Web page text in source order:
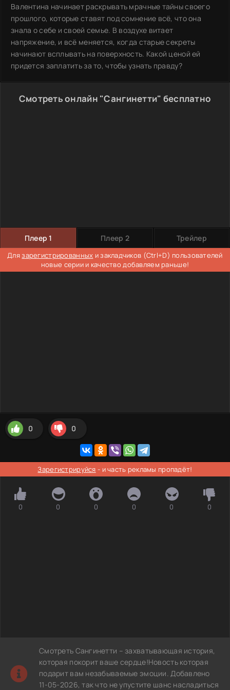
Валентина начинает раскрывать мрачные тайны своего
прошлого, которые ставят под сомнение всё, что она
знала о себе и своей семье. В воздухе витает
напряжение, и всё меняется, когда старые секреты
начинают всплывать на поверхность. Какой ценой ей
придется заплатить за то, чтобы узнать правду?
Смотреть онлайн "Сангинетти" бесплатно
Плеер 1 Плеер 2 Трейлер
Длязарегистрированных и закладчиков (Ctrl+D) пользователей
новые серии и качество добавляем раньше!
0 0
Зарегистрируйся - и часть рекламы пропадёт!
0 0 0 0 0 0
Смотреть Сангинетти – захватывающая история,
которая покорит ваше сердце!Новость которая
подарит вам незабываемые эмоции. Добавлено
11-05-2026, так что не упустите шанс насладиться